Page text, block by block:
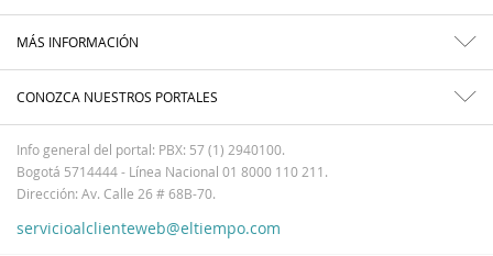
MÁS INFORMACIÓN
CONOZCA NUESTROS PORTALES
Info general del portal: PBX: 57 (1) 2940100.
Bogotá 5714444 - Línea Nacional 01 8000 110 211.
Dirección: Av. Calle 26 # 68B-70.
servicioalclienteweb@eltiempo.com